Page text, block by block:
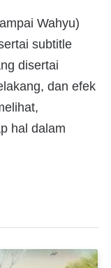
Wahyu)
subtitle
disertai
dan efek
hal dalam